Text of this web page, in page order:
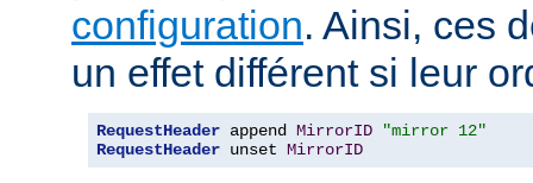
configuration. Ainsi, ces
un effet différent si leur
RequestHeader append MirrorID
"mirror 12"
RequestHeader unset MirrorID